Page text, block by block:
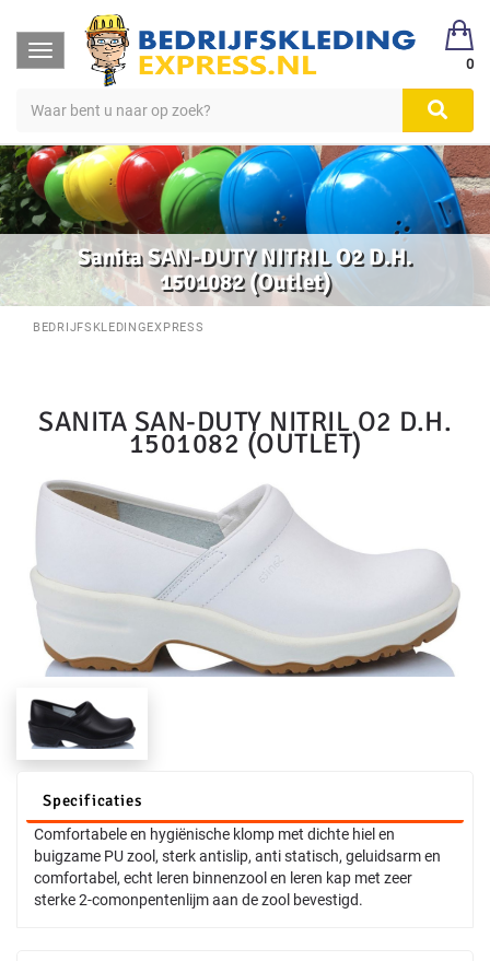
Toggle
navigation
0
Sanita SAN-DUTY NITRIL O2 D.H.
1501082 (Outlet)
BEDRIJFSKLEDINGEXPRESS
SANITA SAN-DUTY NITRIL O2 D.H.
1501082 (OUTLET)
Specificaties
Comfortabele en hygiënische klomp met dichte hiel en
buigzame PU zool, sterk antislip, anti statisch, geluidsarm en
comfortabel, echt leren binnenzool en leren kap met zeer
sterke 2-comonpentenlijm aan de zool bevestigd.